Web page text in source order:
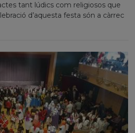
tant lúdics com religiosos que
d’aquesta festa són a càrrec